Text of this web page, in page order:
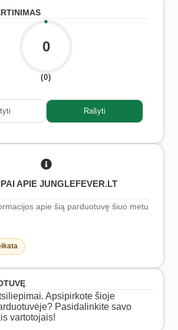
0
(0)
Rašyti
APIE JUNGLEFEVER.LT
apie šią parduotuvę šiuo metu
Apsipirkote šioje
Pasidalinkite savo
vartotojais!